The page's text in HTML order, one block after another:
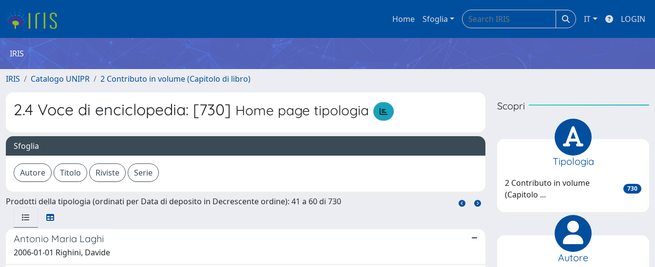
Home Sfoglia IT LOGIN
IRIS
IRIS Catalogo UNIPR 2 Contributo in volume (Capitolo di libro)
2.4 Voce di enciclopedia: [730] Home page tipologia
Sfoglia
Prodotti della tipologia (ordinati per Data di deposito in Decrescente ordine): 41 a 60 di 730
Antonio Maria Laghi
2006-01-01 Righini, Davide
Scopri
Tipologia
2 Contributo in volume
(Capitolo ...
730
Autore